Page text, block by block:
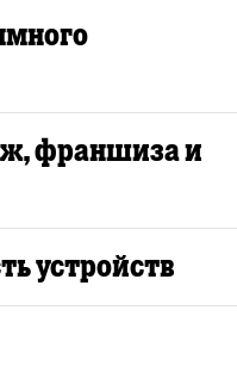
франшиза и
устройств